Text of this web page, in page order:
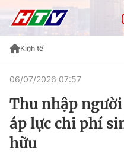
Kinh tế
06/07/2026 07:57
Thu nhập
áp lực chi phí
hữu